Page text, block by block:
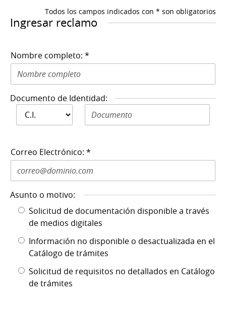
Todos los campos indicados con * son obligatorios
Ingresar reclamo
Nombre completo: *
Documento de Identidad:
Documento de
Identidad: *
Documento de Identidad N: *
Correo Electrónico: *
Asunto o motivo:
Solicitud de documentación disponible a través
de medios digitales
Información no disponible o desactualizada en el
Catálogo de trámites
Solicitud de requisitos no detallados en Catálogo
de trámites